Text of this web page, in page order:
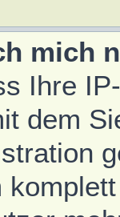
mich
Ihre
dem